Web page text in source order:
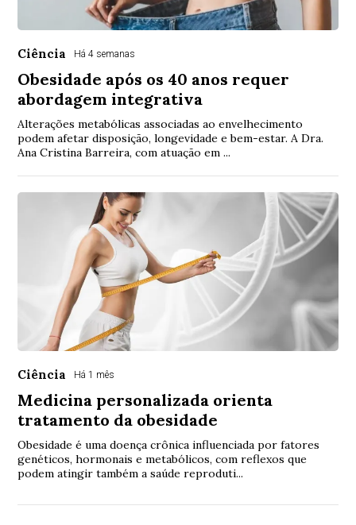
Ciência Há 4 semanas
Obesidade após os 40 anos requer
abordagem integrativa
Alterações metabólicas associadas ao envelhecimento
podem afetar disposição, longevidade e bem-estar. A Dra.
Ana Cristina Barreira, com atuação em ...
Ciência Há 1 mês
Medicina personalizada orienta
tratamento da obesidade
Obesidade é uma doença crônica influenciada por fatores
genéticos, hormonais e metabólicos, com reflexos que
podem atingir também a saúde reproduti...